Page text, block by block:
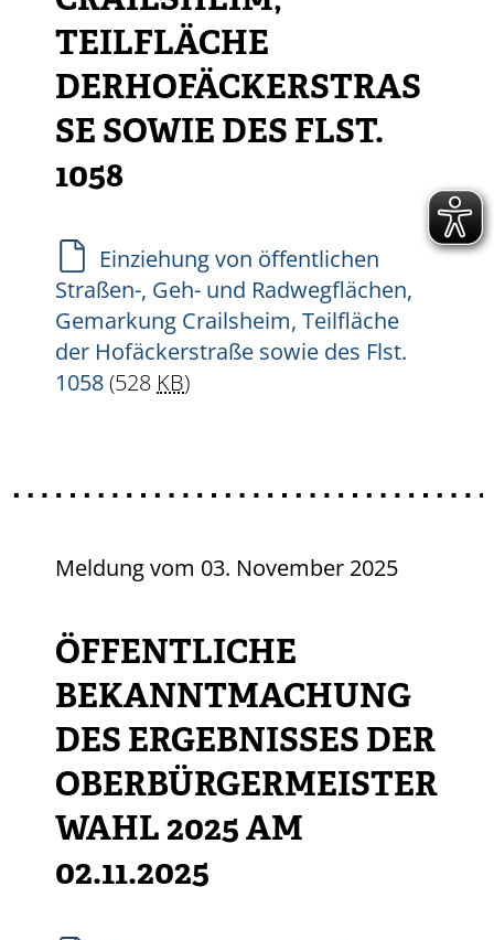
EILFLÄCHE D
ERHOFÄCKERSTRASSE
SOWIE DES FLST. 10
58
Einziehung von öffentlichen
Straßen-, Geh- und Radwegflächen,
Gemarkung Crailsheim, Teilfläche
der Hofäckerstraße sowie des Flst.
1058(528 KB)
Meldung vom 03. November 2025
ÖFFENTLICHE
BEKANNTMACHUNG
DES ERGEBNISSES DER
OBERBÜRGERMEISTER
WAHL 2025 AM
02.11.2025